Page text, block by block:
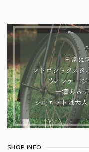
SHOP INFO